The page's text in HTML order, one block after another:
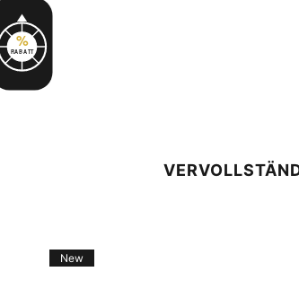
%
RABATT
New